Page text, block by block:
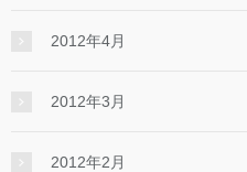
2012年4月
2012年3月
2012年2月